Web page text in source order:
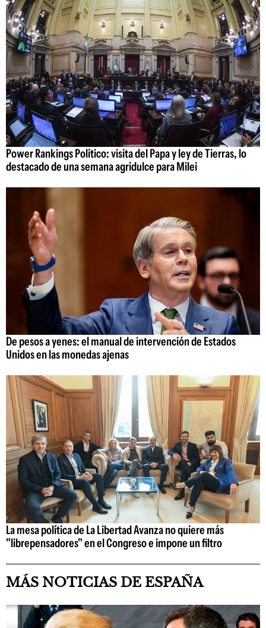
Power Rankings Político: visita del Papa y ley de Tierras, lo
destacado de una semana agridulce para Milei
De pesos a yenes: el manual de intervención de Estados
Unidos en las monedas ajenas
La mesa política de La Libertad Avanza no quiere más
"librepensadores" en el Congreso e impone un filtro
MÁS NOTICIAS DE ESPAÑA